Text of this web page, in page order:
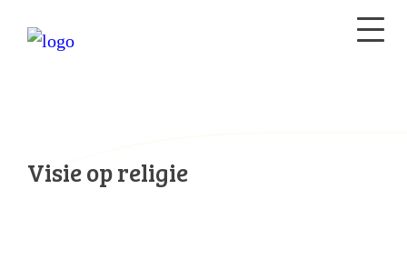
Visie op religie